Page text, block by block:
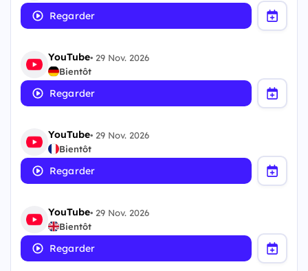
Regarder
YouTube• 29 Nov. 2026
Bientôt
Regarder
YouTube• 29 Nov. 2026
Bientôt
Regarder
YouTube• 29 Nov. 2026
Bientôt
Regarder